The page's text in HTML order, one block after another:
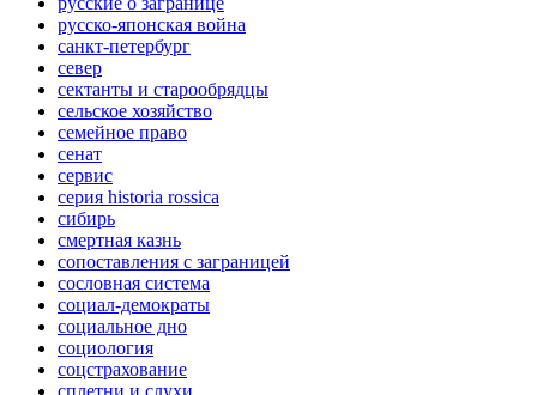
русско-японская война
санкт-петербург
север
сектанты и старообрядцы
сельское хозяйство
семейное право
сенат
сервис
серия historia rossica
сибирь
смертная казнь
сопоставления с заграницей
сословная система
социал-демократы
социальное дно
социология
соцстрахование